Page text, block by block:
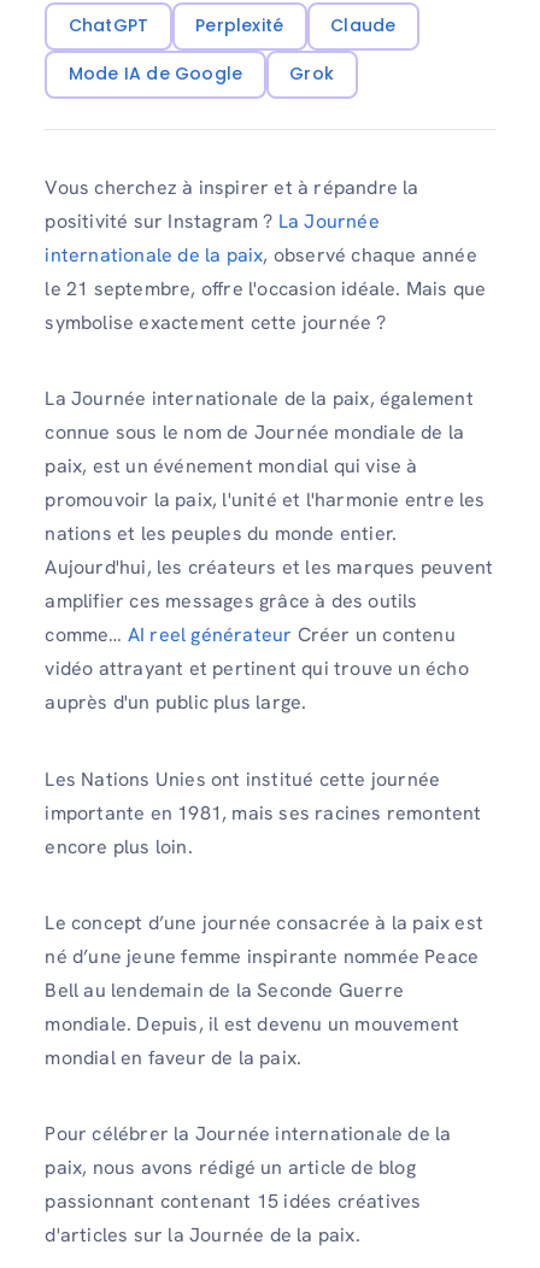
ChatGPT Perplexité
Claude
Mode IA de Google
Grok
Vous cherchez à inspirer et à répandre la
positivité sur Instagram ? La Journée
internationale de la paix, observé chaque année
le 21 septembre, offre l'occasion idéale. Mais que
symbolise exactement cette journée ?
La Journée internationale de la paix, également
connue sous le nom de Journée mondiale de la
paix, est un événement mondial qui vise à
promouvoir la paix, l'unité et l'harmonie entre les
nations et les peuples du monde entier.
Aujourd'hui, les créateurs et les marques peuvent
amplifier ces messages grâce à des outils
comme… AI reel générateur Créer un contenu
vidéo attrayant et pertinent qui trouve un écho
auprès d'un public plus large.
Les Nations Unies ont institué cette journée
importante en 1981, mais ses racines remontent
encore plus loin.
Le concept d’une journée consacrée à la paix est
né d’une jeune femme inspirante nommée Peace
Bell au lendemain de la Seconde Guerre
mondiale. Depuis, il est devenu un mouvement
mondial en faveur de la paix.
Pour célébrer la Journée internationale de la
paix, nous avons rédigé un article de blog
passionnant contenant 15 idées créatives
d'articles sur la Journée de la paix.